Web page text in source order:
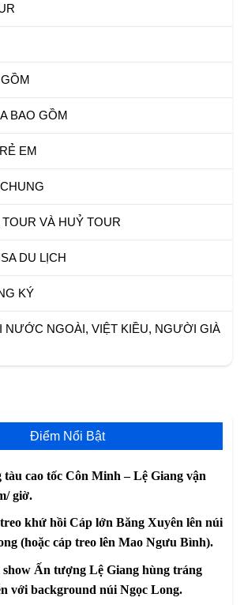
BAO GỒM
EM
VÀ HUỶ TOUR
DU LỊCH
KÝ
NGOÀI, VIỆT KIỀU, NGƯỜI GIÀ
Điểm Nổi Bật
tàu cao tốc Côn Minh – Lệ Giang vận
giờ.
khứ hồi Cáp lớn Băng Xuyên lên núi
(hoặc cáp treo lên Mao Ngưu Bình).
show Ấn tượng Lệ Giang hùng tráng
với background núi Ngọc Long.